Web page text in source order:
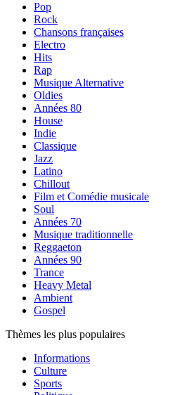
Pop
Rock
Chansons françaises
Electro
Hits
Rap
Musique Alternative
Oldies
Années 80
House
Indie
Classique
Jazz
Latino
Chillout
Film et Comédie musicale
Soul
Années 70
Musique traditionnelle
Reggaeton
Années 90
Trance
Heavy Metal
Ambient
Gospel
Thèmes les plus populaires
Informations
Culture
Sports